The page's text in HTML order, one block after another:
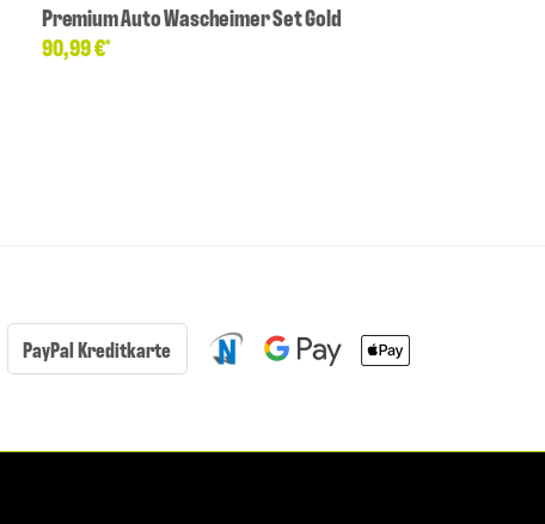
Premium Auto Wascheimer Set Gold
90,99 €*
PayPal Kreditkarte